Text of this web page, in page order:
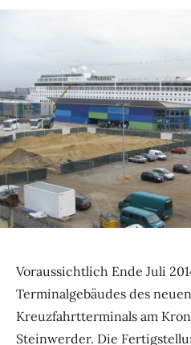
Voraussichtlich Ende Juli
Terminalgebäudes des
Kreuzfahrtterminals am
Steinwerder. Die